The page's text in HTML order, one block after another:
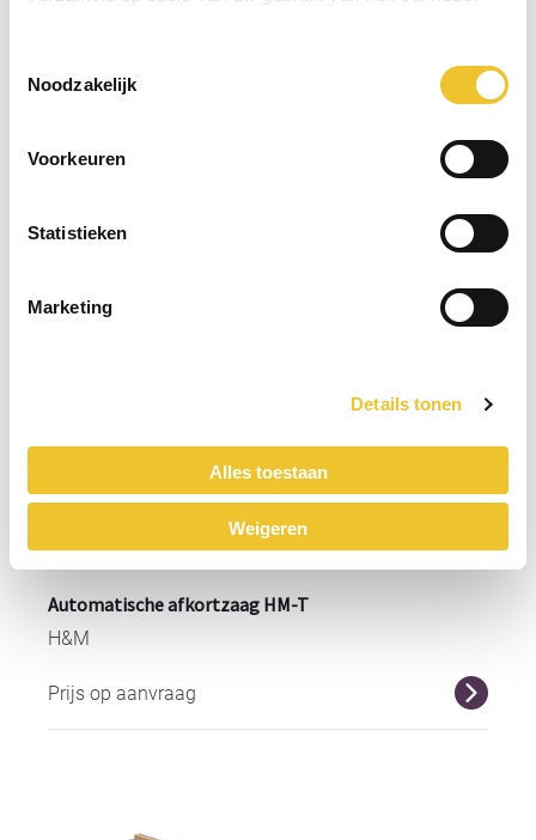
Noodzakelijk
Voorkeuren
Statistieken
Marketing
Details tonen
Alles toestaan
Weigeren
H&M
Prijs op aanvraag r
Automatische afkortzaag HM-T
H&M
Prijs op aanvraag r